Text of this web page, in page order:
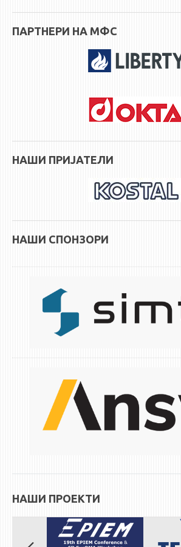
ПАРТНЕРИ НА МФС
НАШИ ПРИЈАТЕЛИ
НАШИ СПОНЗОРИ
НАШИ ПРОЕКТИ